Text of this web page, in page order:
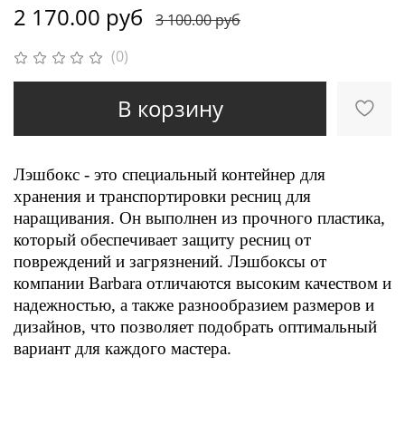
(0)
2 170.00 руб 3 100.00 руб
В корзину
Лэшбокс - это специальный контейнер для
хранения и транспортировки ресниц для
наращивания. Он выполнен из прочного пластика,
который обеспечивает защиту ресниц от
повреждений и загрязнений. Лэшбоксы от
компании Barbara отличаются высоким качеством и
надежностью, а также разнообразием размеров и
дизайнов, что позволяет подобрать оптимальный
вариант для каждого мастера.